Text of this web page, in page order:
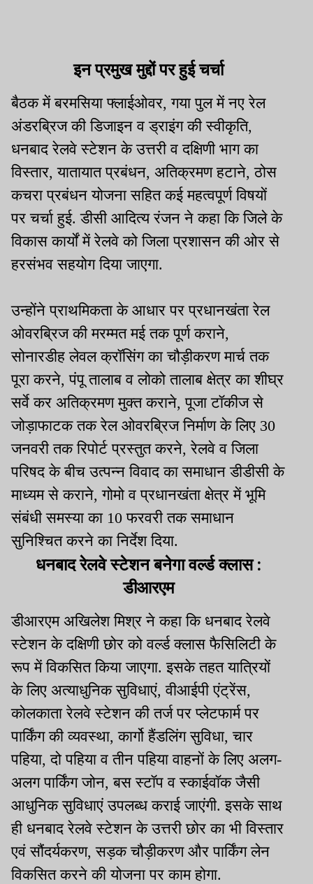
इन प्रमुख मुद्दों पर हुई चर्चा
बैठक में बरमसिया फ्लाईओवर, गया पुल में नए रेल
अंडरब्रिज की डिजाइन व ड्राइंग की स्वीकृति,
धनबाद रेलवे स्टेशन के उत्तरी व दक्षिणी भाग का
विस्तार, यातायात प्रबंधन, अतिक्रमण हटाने, ठोस
कचरा प्रबंधन योजना सहित कई महत्वपूर्ण विषयों
पर चर्चा हुई. डीसी आदित्य रंजन ने कहा कि जिले के
विकास कार्यों में रेलवे को जिला प्रशासन की ओर से
हरसंभव सहयोग दिया जाएगा.
उन्होंने प्राथमिकता के आधार पर प्रधानखंता रेल
ओवरब्रिज की मरम्मत मई तक पूर्ण कराने,
सोनारडीह लेवल क्रॉसिंग का चौड़ीकरण मार्च तक
पूरा करने, पंपू तालाब व लोको तालाब क्षेत्र का शीघ्र
सर्वे कर अतिक्रमण मुक्त कराने, पूजा टॉकीज से
जोड़ाफाटक तक रेल ओवरब्रिज निर्माण के लिए 30
जनवरी तक रिपोर्ट प्रस्तुत करने, रेलवे व जिला
परिषद के बीच उत्पन्न विवाद का समाधान डीडीसी के
माध्यम से कराने, गोमो व प्रधानखंता क्षेत्र में भूमि
संबंधी समस्या का 10 फरवरी तक समाधान
सुनिश्चित करने का निर्देश दिया.
धनबाद रेलवे स्टेशन बनेगा वर्ल्ड क्लास :
डीआरएम
डीआरएम अखिलेश मिश्र ने कहा कि धनबाद रेलवे
स्टेशन के दक्षिणी छोर को वर्ल्ड क्लास फैसिलिटी के
रूप में विकसित किया जाएगा. इसके तहत यात्रियों
के लिए अत्याधुनिक सुविधाएं, वीआईपी एंट्रेंस,
कोलकाता रेलवे स्टेशन की तर्ज पर प्लेटफार्म पर
पार्किंग की व्यवस्था, कार्गो हैंडलिंग सुविधा, चार
पहिया, दो पहिया व तीन पहिया वाहनों के लिए अलग-
अलग पार्किंग जोन, बस स्टॉप व स्काईवॉक जैसी
आधुनिक सुविधाएं उपलब्ध कराई जाएंगी. इसके साथ
ही धनबाद रेलवे स्टेशन के उत्तरी छोर का भी विस्तार
एवं सौंदर्यकरण, सड़क चौड़ीकरण और पार्किंग लेन
विकसित करने की योजना पर काम होगा.